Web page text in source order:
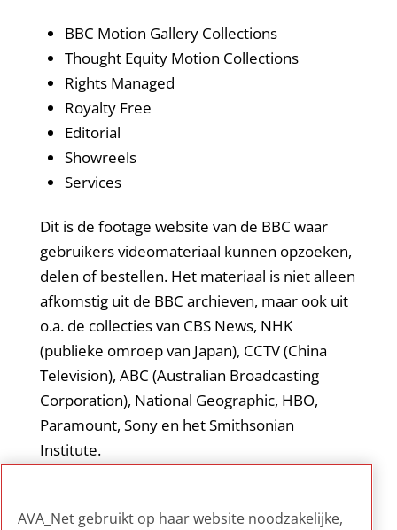
BBC Motion Gallery Collections
Thought Equity Motion Collections
Rights Managed
Royalty Free
Editorial
Showreels
Services
Dit is de footage website van de BBC waar
gebruikers videomateriaal kunnen opzoeken,
delen of bestellen. Het materiaal is niet alleen
afkomstig uit de BBC archieven, maar ook uit
o.a. de collecties van CBS News, NHK
(publieke omroep van Japan), CCTV (China
Television), ABC (Australian Broadcasting
Corporation), National Geographic, HBO,
Paramount, Sony en het Smithsonian
Institute.
collectie is te exploiteren.
AVA_Net gebruikt op haar website noodzakelijke,